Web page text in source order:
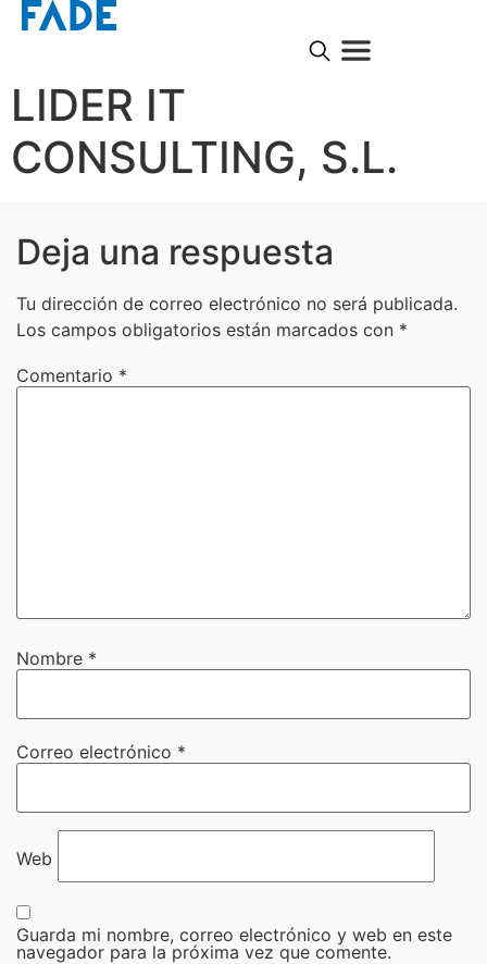
LIDER IT
CONSULTING, S.L.
Deja una respuesta
Tu dirección de correo electrónico no será publicada.
Los campos obligatorios están marcados con *
Comentario *
Nombre *
Correo electrónico *
Web
Guarda mi nombre, correo electrónico y web en este
navegador para la próxima vez que comente.